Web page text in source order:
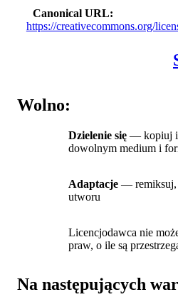
Canonical URL
https://creativecommons.org/
Wolno:
Dzielenie się — kopiuj i
dowolnym medium i
Adaptacje — remiksuj,
utworu
Licencjodawca nie
praw, o ile są
Na następujących